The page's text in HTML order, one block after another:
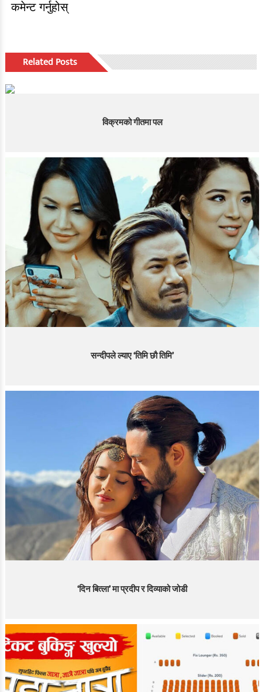
कमेन्ट गर्नुहोस्
Related Posts
विक्रमको गीतमा पल
सन्दीपले ल्याए ‘तिमि छौ तिमि’
‘दिन बित्ला’ मा प्रदीप र दिव्याको जोडी